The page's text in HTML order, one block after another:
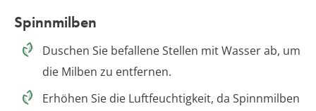
Spinnmilben
Duschen Sie befallene Stellen mit Wasser ab, um
die Milben zu entfernen.
Erhöhen Sie die Luftfeuchtigkeit, da Spinnmilben